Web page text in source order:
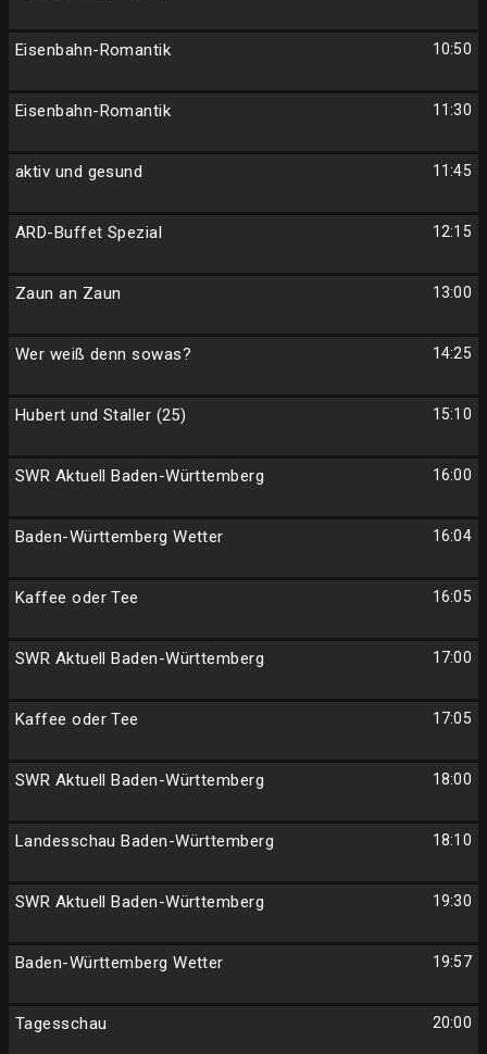
10:50
Eisenbahn-Romantik
11:30
Eisenbahn-Romantik
11:45
aktiv und gesund
12:15
ARD-Buffet Spezial
13:00
Zaun an Zaun
14:25
Wer weiß denn sowas?
15:10
Hubert und Staller (25)
16:00
SWR Aktuell Baden-Württemberg
16:04
Baden-Württemberg Wetter
16:05
Kaffee oder Tee
17:00
SWR Aktuell Baden-Württemberg
17:05
Kaffee oder Tee
18:00
SWR Aktuell Baden-Württemberg
18:10
Landesschau Baden-Württemberg
19:30
SWR Aktuell Baden-Württemberg
19:57
Baden-Württemberg Wetter
20:00
Tagesschau